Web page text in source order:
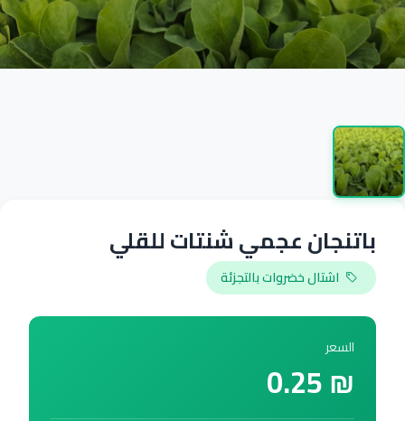
باتنجان عجمي شنتات للقلي
اشتال خضروات بالتجزئة
السعر
₪ 0.25